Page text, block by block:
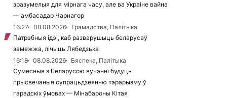
зразумелыя для мірнага часу, але ва Украіне вайна
— амбасадар Чарнагор
16:27
08.08.2026
Грамадства, Палітыка
Патрэбныя ідэі, каб разварушыць беларусаў
замежжа, лічыць Лябедзька
16:18
08.08.2026
Бяспека, Палітыка
Сумесныя з Беларуссю вучэнні будуць
прысвечаныя супрацьдзеянню тэрарызму ў
гарадскіх ўмовах — Мінабароны Кітая